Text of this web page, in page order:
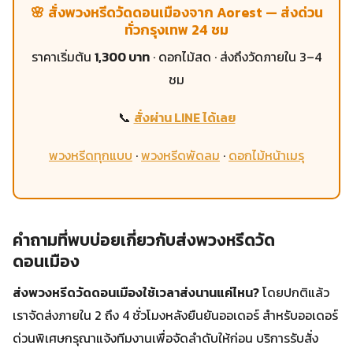
🌸 สั่งพวงหรีดวัดดอนเมืองจาก Aorest — ส่งด่วน
ทั่วกรุงเทพ 24 ชม
ราคาเริ่มต้น 1,300 บาท · ดอกไม้สด · ส่งถึงวัดภายใน 3–4
ชม
📞 สั่งผ่าน LINE ได้เลย
พวงหรีดทุกแบบ ·พวงหรีดพัดลม · ดอกไม้หน้าเมรุ
คำถามที่พบบ่อยเกี่ยวกับส่งพวงหรีดวัด
ดอนเมือง
ส่งพวงหรีดวัดดอนเมืองใช้เวลาส่งนานแค่ไหน?โดยปกติแล้ว
เราจัดส่งภายใน 2 ถึง 4 ชั่วโมงหลังยืนยันออเดอร์ สำหรับออเดอร์
ด่วนพิเศษกรุณาแจ้งทีมงานเพื่อจัดลำดับให้ก่อน บริการรับสั่ง